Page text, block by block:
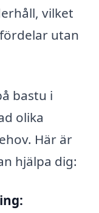
vilket
utan
bastu i
olika
Här är
hjälpa dig: